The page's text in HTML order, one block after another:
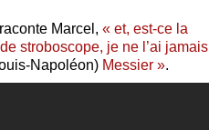
Marcel,« et, est-ce la
stroboscope, je ne l’ai jamais
Napoléon) Messier ».